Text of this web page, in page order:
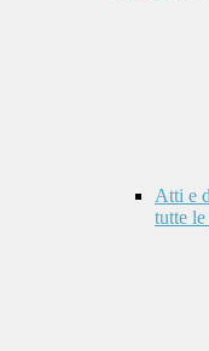
Atti e
tutte